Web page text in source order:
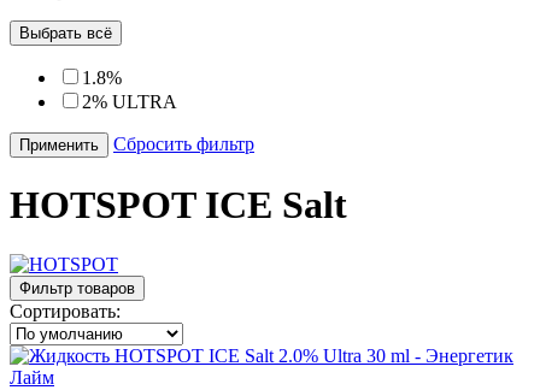
Выбрать всё
1.8%
2% ULTRA
Применить Сбросить фильтр
HOTSPOT ICE Salt
Фильтр товаров
Сортировать: